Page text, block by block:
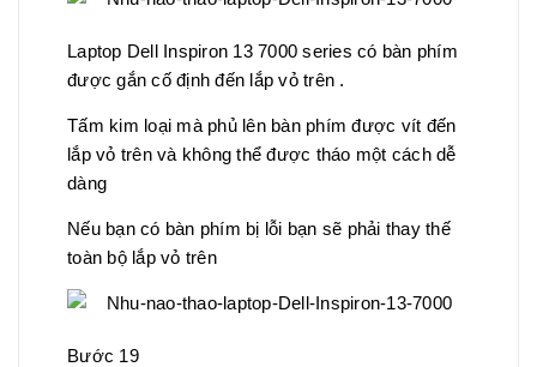
Laptop Dell Inspiron 13 7000 series có bàn phím
được gắn cố định đến lắp vỏ trên .
Tấm kim loại mà phủ lên bàn phím được vít đến
lắp vỏ trên và không thể được tháo một cách dễ
dàng
Nếu bạn có bàn phím bị lỗi bạn sẽ phải thay thế
toàn bộ lắp vỏ trên
Bước 19